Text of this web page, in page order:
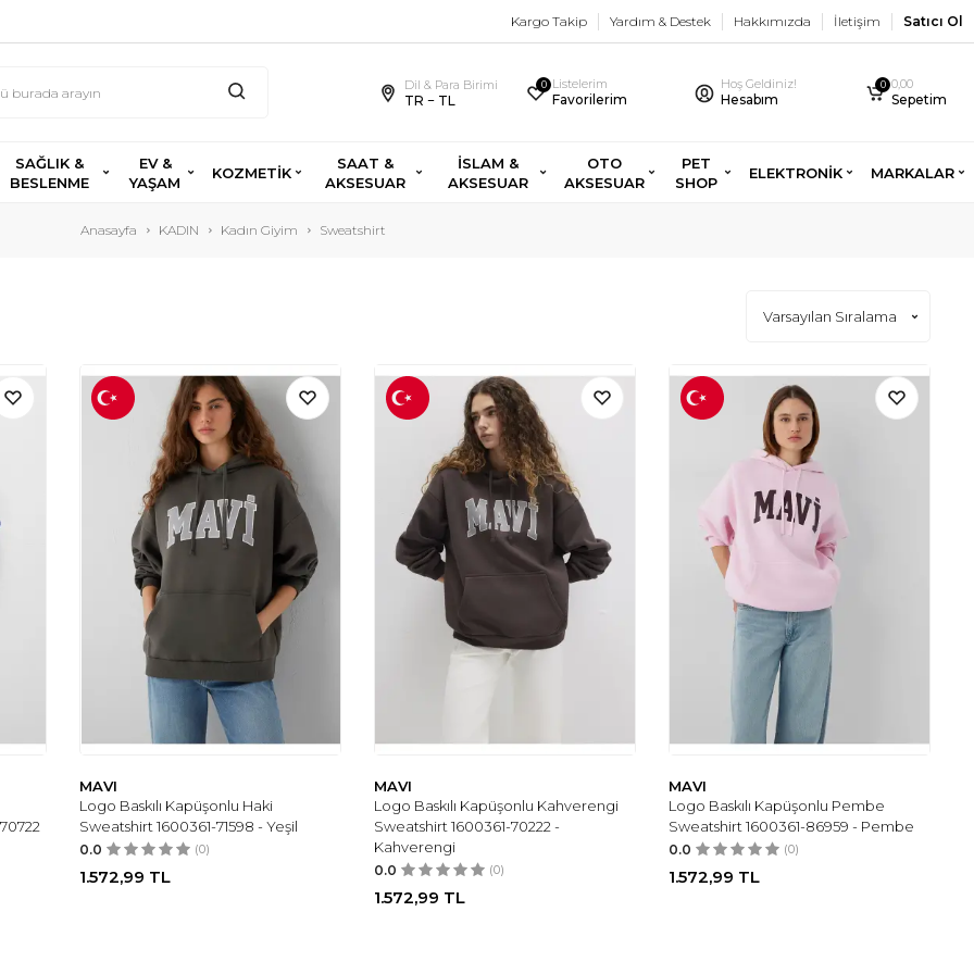
Kargo Takip Yardım & Destek Hakkımızda İletişim Satıcı Ol
Dil & Para Birimi
TR − TL
0 Listelerim
Favorilerim
Hoş Geldiniz!
Hesabım
0 0,00
Sepetim
SAĞLIK &
BESLENME
EV &
YAŞAM
KOZMETİK
SAAT &
AKSESUAR
İSLAM &
AKSESUAR
OTO
AKSESUAR
PET
SHOP
ELEKTRONİK MARKALAR
Anasayfa KADIN Kadın Giyim Sweatshirt
MAVI
Logo Baskılı Kapüşonlu Haki
Sweatshirt 1600361-71598 - Yeşil
0.0 (0)
1.572,99 TL
MAVI
Logo Baskılı Kapüşonlu Kahverengi
Sweatshirt 1600361-70222 -
Kahverengi
0.0 (0)
1.572,99 TL
MAVI
Logo Baskılı Kapüşonlu Pembe
Sweatshirt 1600361-86959 - Pembe
0.0 (0)
1.572,99 TL